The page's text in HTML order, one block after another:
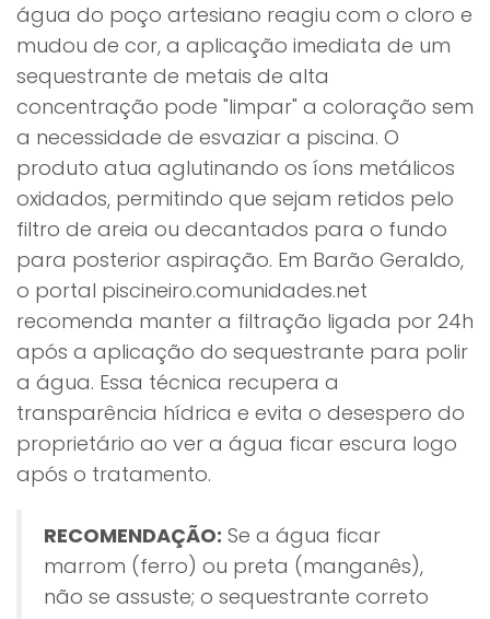
água do poço artesiano reagiu com o cloro e
mudou de cor, a aplicação imediata de um
sequestrante de metais de alta
concentração pode "limpar" a coloração sem
a necessidade de esvaziar a piscina. O
produto atua aglutinando os íons metálicos
oxidados, permitindo que sejam retidos pelo
filtro de areia ou decantados para o fundo
para posterior aspiração. Em Barão Geraldo,
o portal piscineiro.comunidades.net
recomenda manter a filtração ligada por 24h
após a aplicação do sequestrante para polir
a água. Essa técnica recupera a
transparência hídrica e evita o desespero do
proprietário ao ver a água ficar escura logo
após o tratamento.
RECOMENDAÇÃO: Se a água ficar
marrom (ferro) ou preta (manganês),
não se assuste; o sequestrante correto